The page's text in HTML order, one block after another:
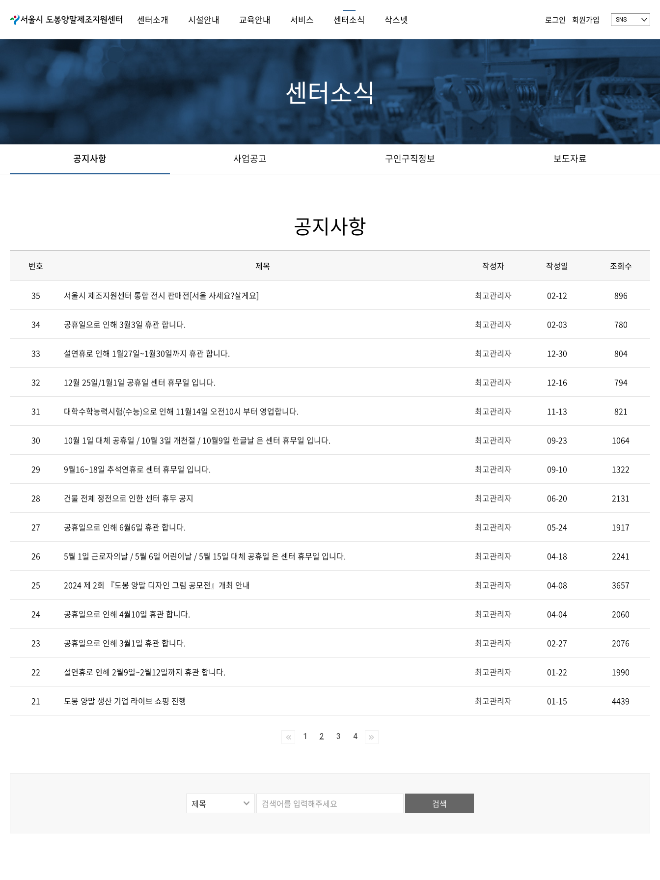
센터소개 시설안내 교육안내 서비스 센터소식 삭스넷 로그인 회원가입 SNS
센터소식
공지사항 사업공고 구인구직정보 보도자료
공지사항
번호 제목 작성자 작성일 조회수
35 서울시 제조지원센터 통합 전시 판매전[서울 사세요?살게요] 최고관리자 02-12 896
34 공휴일으로 인해 3월3일 휴관 합니다. 최고관리자 02-03 780
33 설연휴로 인해 1월27일~1월30일까지 휴관 합니다. 최고관리자 12-30 804
32 12월 25일/1월1일 공휴일 센터 휴무일 입니다. 최고관리자 12-16 794
31 대학수학능력시험(수능)으로 인해 11월14일 오전10시 부터 영업합니다. 최고관리자 11-13 821
30 10월 1일 대체 공휴일 / 10월 3일 개천절 / 10월9일 한글날 은 센터 휴무일 입니다. 최고관리자 09-23 1064
29 9월16~18일 추석연휴로 센터 휴무일 입니다. 최고관리자 09-10 1322
28 건물 전체 정전으로 인한 센터 휴무 공지 최고관리자 06-20 2131
27 공휴일으로 인해 6월6일 휴관 합니다. 최고관리자 05-24 1917
26 5월 1일 근로자의날 / 5월 6일 어린이날 / 5월 15일 대체 공휴일 은 센터 휴무일 입니다. 최고관리자 04-18 2241
25 2024 제 2회 『도봉 양말 디자인 그림 공모전』개최 안내 최고관리자 04-08 3657
24 공휴일으로 인해 4월10일 휴관 합니다. 최고관리자 04-04 2060
23 공휴일으로 인해 3월1일 휴관 합니다. 최고관리자 02-27 2076
22 설연휴로 인해 2월9일~2월12일까지 휴관 합니다. 최고관리자 01-22 1990
21 도봉 양말 생산 기업 라이브 쇼핑 진행 최고관리자 01-15 4439
1 2 3 4
검색